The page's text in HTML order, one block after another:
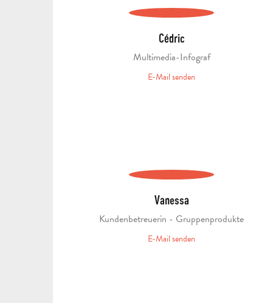
Cédric
Multimedia-Infograf
E-Mail senden
Vanessa
Kundenbetreuerin - Gruppenprodukte
E-Mail senden